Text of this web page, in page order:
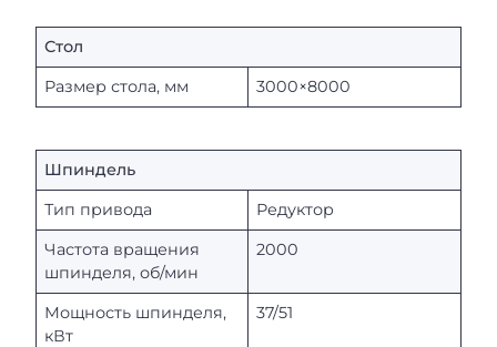
Стол
Размер стола, мм
3000×8000
Шпиндель
Тип привода
Редуктор
Частота вращения
шпинделя, об/мин
2000
Мощность шпинделя,
кВт
37/51